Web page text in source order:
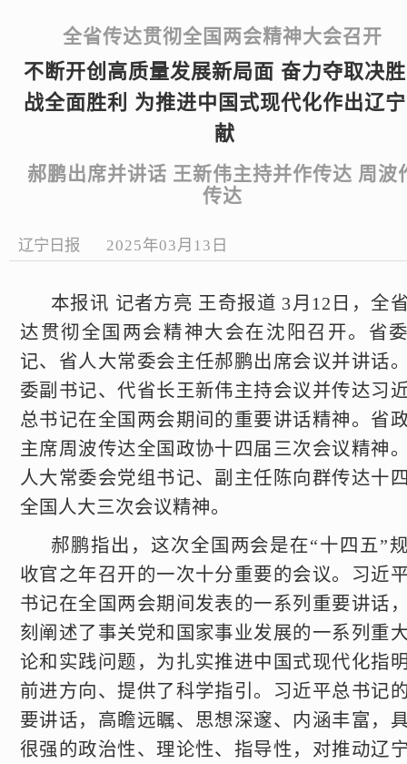
全省传达贯彻全国两会精神大会召开
不断开创高质量发展新局面 奋力夺取决
战全面胜利 为推进中国式现代化作出辽
献
郝鹏出席并讲话 王新伟主持并作传达 周波
传达
辽宁日报 2025年03月13日
本报讯 记者方亮 王奇报道 3月12日，全
达贯彻全国两会精神大会在沈阳召开。省
记、省人大常委会主任郝鹏出席会议并讲话
委副书记、代省长王新伟主持会议并传达习
总书记在全国两会期间的重要讲话精神。省
主席周波传达全国政协十四届三次会议精神
人大常委会党组书记、副主任陈向群传达十
全国人大三次会议精神。
郝鹏指出，这次全国两会是在“十四五”
收官之年召开的一次十分重要的会议。习近
书记在全国两会期间发表的一系列重要讲话
刻阐述了事关党和国家事业发展的一系列重
论和实践问题，为扎实推进中国式现代化指
前进方向、提供了科学指引。习近平总书记
要讲话，高瞻远瞩、思想深邃、内涵丰富，
很强的政治性、理论性、指导性，对推动辽